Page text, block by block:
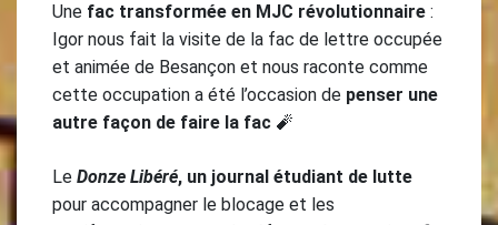
Une fac transformée en MJC révolutionnaire :
Igor nous fait la visite de la fac de lettre occupée
et animée de Besançon et nous raconte comme
cette occupation a été l’occasion de penser une
autre façon de faire la fac 🧨
Le Donze Libéré, un journal étudiant de lutte
pour accompagner le blocage et les